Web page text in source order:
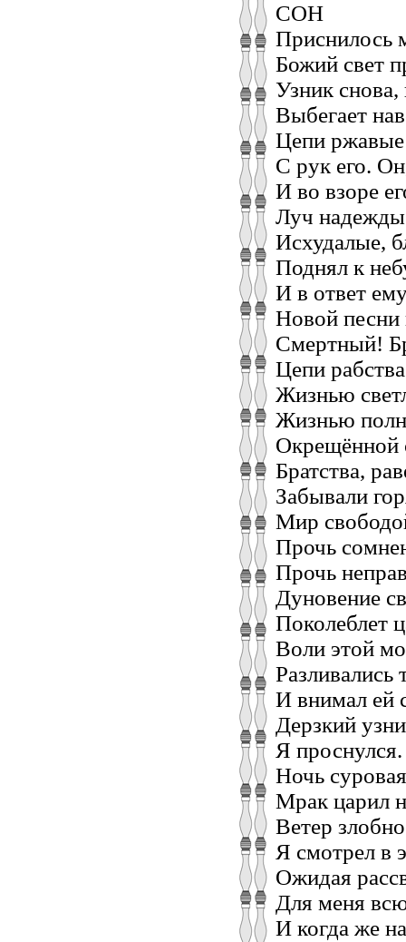
СОН
Приснилось
Божий свет
Узник снова,
Выбегает
Цепи ржавые
С рук его.
И во взоре
Луч надежды
Исхудалые,
Поднял к
И в ответ
Новой песни
Смертный!
Цепи
Жизнью
Жизнью
Окрещённой
Братства,
Забывали
Мир
Прочь
Прочь
Дуновение
Поколеблет
Воли этой
Разливались
И внимал ей
Дерзкий
Я
Ночь
Мрак царил
Ветер
Я смотрел в
Ожидая
Для меня
И когда же